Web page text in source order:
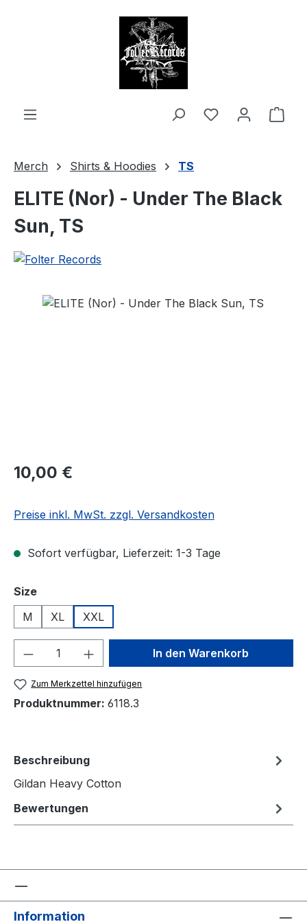
Merch Shirts & Hoodies TS
ELITE (Nor) - Under The Black
Sun, TS
Bildergalerie überspringen
Regulärer Preis:
10,00 €
Preise inkl. MwSt. zzgl. Versandkosten
Sofort verfügbar, Lieferzeit: 1-3 Tage
Sizeauswählen
M
XL XXL
Produkt Anzahl: Gib denIn den Warenkorb
Zum Merkzettel hinzufügen
Produktnummer: 6118.3
Beschreibung
Gildan Heavy Cotton
Bewertungen
Information